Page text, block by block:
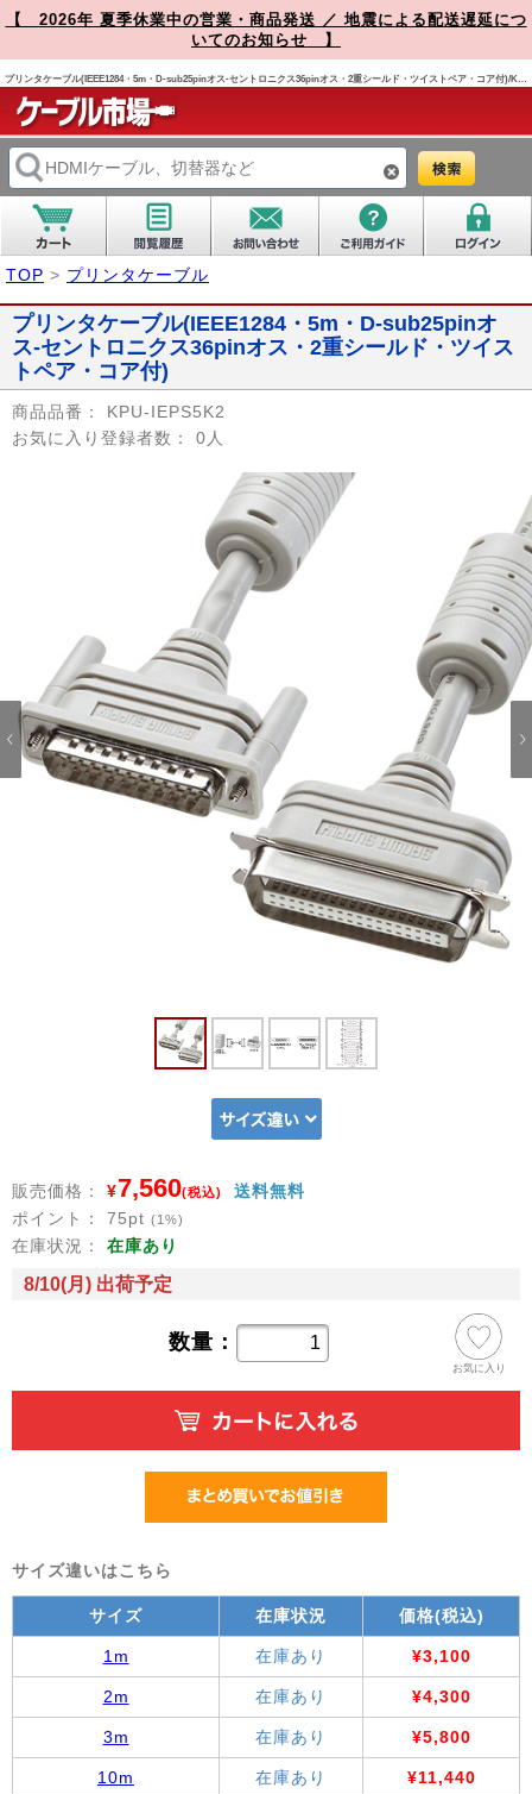
【 2026年 夏季休業中の営業・商品発送 ／ 地震による配送遅延につ
いてのお知らせ 】
プリンタケーブル(IEEE1284・5m・D-sub25pinオス-セントロニクス36pinオス・2重シールド・ツイストペア・コア付)/KPU-IEPS5K2/KPU-IEPS5K2【ケーブルのネット通販専門店 ケーブル市場】
TOP > プリンタケーブル
プリンタケーブル(IEEE1284・5m・D-sub25pinオ
ス-セントロニクス36pinオス・2重シールド・ツイス
トペア・コア付)
商品品番：
KPU-IEPS5K2
お気に入り登録者数：
0人
販売価格： ¥7,560(税込)
送料無料
ポイント：
75pt (1%)
在庫状況： 在庫あり
8/10(月) 出荷予定
数量：
お気に入り
サイズ違いはこちら
サイズ 在庫状況 価格(税込)
1m 在庫あり ¥3,100
2m 在庫あり ¥4,300
3m 在庫あり ¥5,800
10m 在庫あり ¥11,440